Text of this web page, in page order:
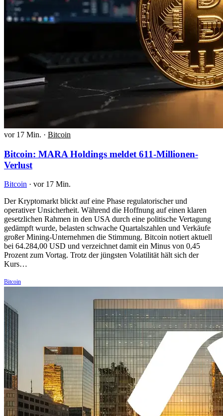
vor 17 Min. · Bitcoin
Bitcoin: MARA Holdings meldet 611-Millionen-
Verlust
Bitcoin · vor 17 Min.
Der Kryptomarkt blickt auf eine Phase regulatorischer und
operativer Unsicherheit. Während die Hoffnung auf einen klaren
gesetzlichen Rahmen in den USA durch eine politische Vertagung
gedämpft wurde, belasten schwache Quartalszahlen und Verkäufe
großer Mining-Unternehmen die Stimmung. Bitcoin notiert aktuell
bei 64.284,00 USD und verzeichnet damit ein Minus von 0,45
Prozent zum Vortag. Trotz der jüngsten Volatilität hält sich der
Kurs…
Bitcoin